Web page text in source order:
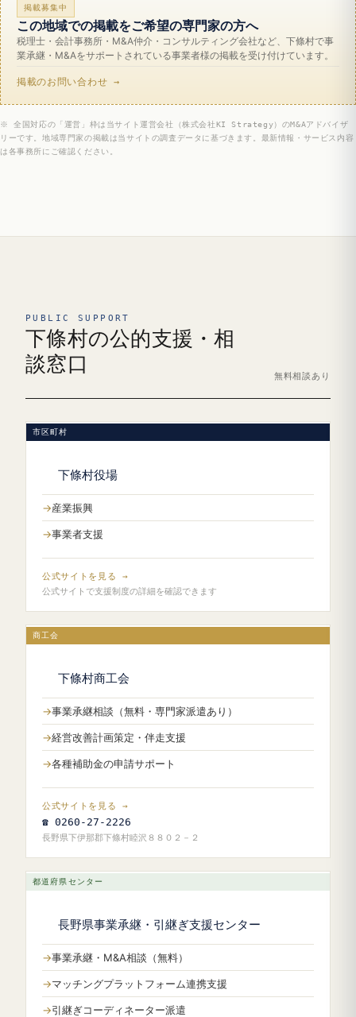
掲載募集中
この地域での掲載をご希望の専門家の方へ
税理士・会計事務所・M&A仲介・コンサルティング会社など、下條村で事
業承継・M&Aをサポートされている事業者様の掲載を受け付けています。
掲載のお問い合わせ →
※ 全国対応の「運営」枠は当サイト運営会社（株式会社KI Strategy）のM&Aアドバイザ
リーです。地域専門家の掲載は当サイトの調査データに基づきます。最新情報・サービス内容
は各事務所にご確認ください。
PUBLIC SUPPORT
下條村の公的支援・相
談窓口
無料相談あり
市区町村
下條村役場
産業振興
事業者支援
公式サイトを見る →
公式サイトで支援制度の詳細を確認できます
商工会
下條村商工会
事業承継相談（無料・専門家派遣あり）
経営改善計画策定・伴走支援
各種補助金の申請サポート
公式サイトを見る →
☎ 0260-27-2226
長野県下伊那郡下條村睦沢８８０２－２
都道府県センター
長野県事業承継・引継ぎ支援センター
事業承継・M&A相談（無料）
マッチングプラットフォーム連携支援
引継ぎコーディネーター派遣